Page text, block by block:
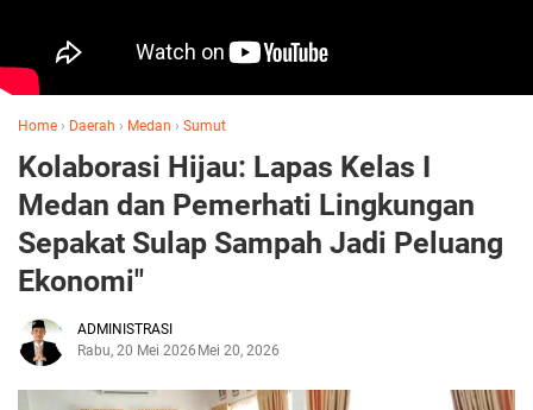
Home › Daerah › Medan › Sumut
Kolaborasi Hijau: Lapas Kelas I
Medan dan Pemerhati Lingkungan
Sepakat Sulap Sampah Jadi Peluang
Ekonomi"
ADMINISTRASI
Rabu, 20 Mei 2026 Mei 20, 2026